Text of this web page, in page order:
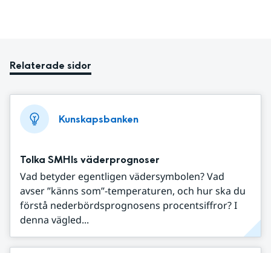
Relaterade sidor
Kunskapsbanken
Tolka SMHIs väderprognoser
Vad betyder egentligen vädersymbolen? Vad
avser ”känns som”-temperaturen, och hur ska du
förstå nederbördsprognosens procentsiffror? I
denna vägled...